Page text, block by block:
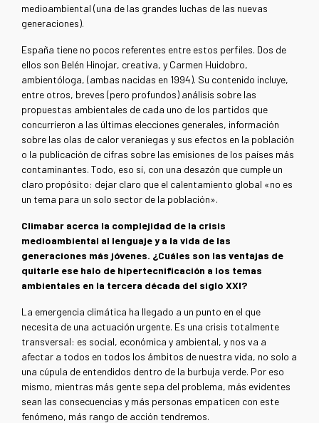
medioambiental (una de las grandes luchas de las nuevas
generaciones).
España tiene no pocos referentes entre estos perfiles. Dos de
ellos son Belén Hinojar, creativa, y Carmen Huidobro,
ambientóloga, (ambas nacidas en 1994). Su contenido incluye,
entre otros, breves (pero profundos) análisis sobre las
propuestas ambientales de cada uno de los partidos que
concurrieron a las últimas elecciones generales, información
sobre las olas de calor veraniegas y sus efectos en la población
o la publicación de cifras sobre las emisiones de los países más
contaminantes. Todo, eso sí, con una desazón que cumple un
claro propósito: dejar claro que el calentamiento global «no es
un tema para un solo sector de la población».
Climabar acerca la complejidad de la crisis
medioambiental al lenguaje y a la vida de las
generaciones más jóvenes. ¿Cuáles son las ventajas de
quitarle ese halo de hipertecnificación a los temas
ambientales en la tercera década del siglo XXI?
La emergencia climática ha llegado a un punto en el que
necesita de una actuación urgente. Es una crisis totalmente
transversal: es social, económica y ambiental, y nos va a
afectar a todos en todos los ámbitos de nuestra vida, no solo a
una cúpula de entendidos dentro de la burbuja verde. Por eso
mismo, mientras más gente sepa del problema, más evidentes
sean las consecuencias y más personas empaticen con este
fenómeno, más rango de acción tendremos.